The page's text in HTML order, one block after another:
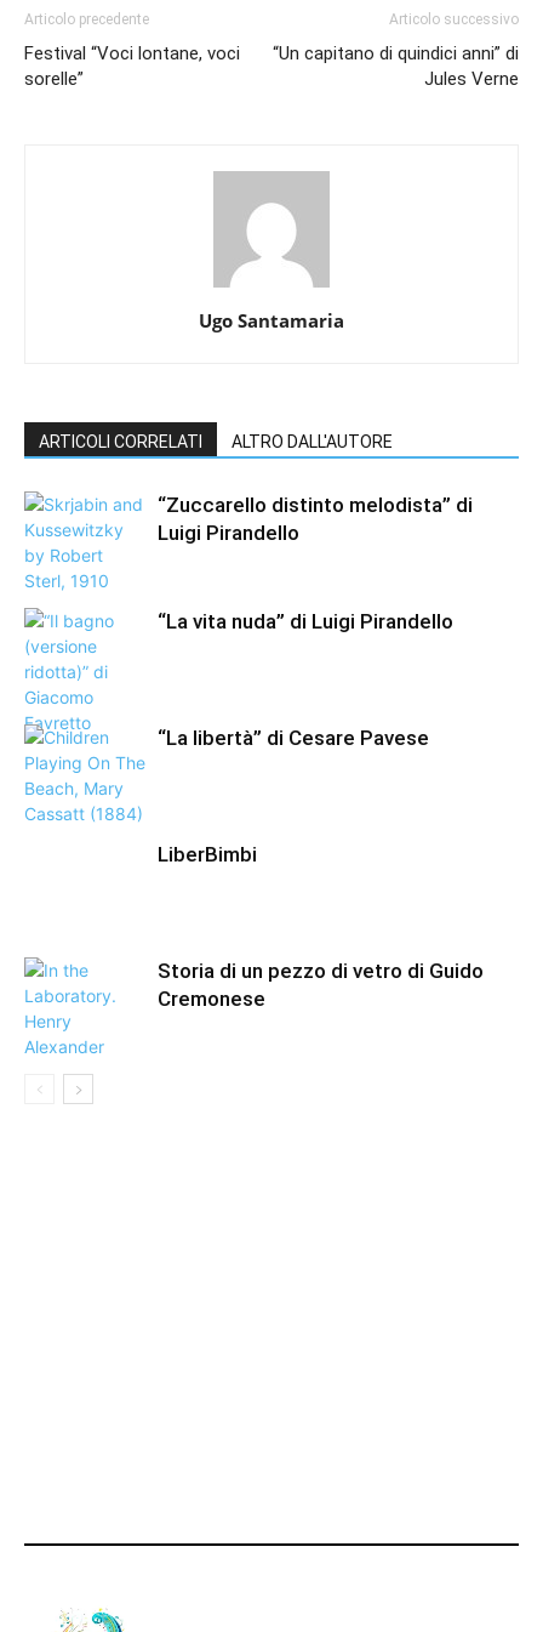
Articolo precedente
Festival “Voci lontane, voci
sorelle”
Articolo successivo
“Un capitano di quindici anni” di
Jules Verne
Ugo Santamaria
ARTICOLI CORRELATI ALTRO DALL'AUTORE
“Zuccarello distinto melodista” di
Luigi Pirandello
“La vita nuda” di Luigi Pirandello
“La libertà” di Cesare Pavese
LiberBimbi
Storia di un pezzo di vetro di Guido
Cremonese